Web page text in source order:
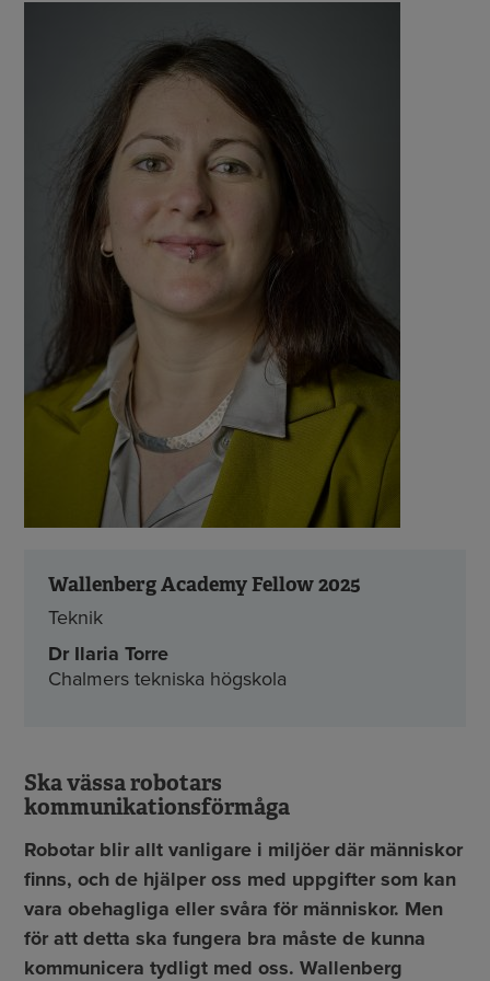
Wallenberg Academy Fellow 2025
Teknik
Dr Ilaria Torre
Chalmers tekniska högskola
Ska vässa robotars
kommunikationsförmåga
Robotar blir allt vanligare i miljöer där människor
finns, och de hjälper oss med uppgifter som kan
vara obehagliga eller svåra för människor. Men
för att detta ska fungera bra måste de kunna
kommunicera tydligt med oss. Wallenberg